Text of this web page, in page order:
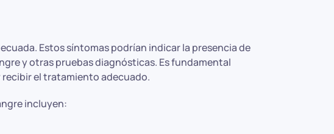
Estos síntomas podrían indicar la presencia de
y otras pruebas diagnósticas. Es fundamental
el tratamiento adecuado.
incluyen: